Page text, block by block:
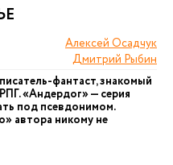
Алексей Осадчук
Дмитрий Рыбин
фантаст, знакомый
«Андердог» — серия
под псевдонимом.
автора никому не